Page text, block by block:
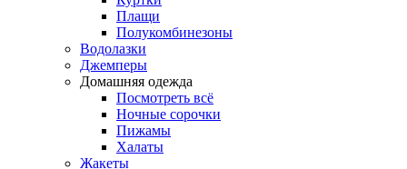
Плащи
Полукомбинезоны
Водолазки
Джемперы
Домашняя одежда
Посмотреть всё
Ночные сорочки
Пижамы
Халаты
Жакеты